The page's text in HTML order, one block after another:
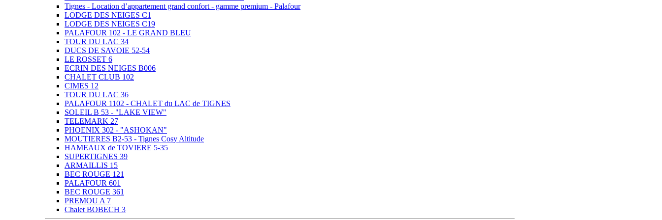
Tignes - Location d’appartement grand confort - gamme premium - Palafour
LODGE DES NEIGES C1
LODGE DES NEIGES C19
PALAFOUR 102 - LE GRAND BLEU
TOUR DU LAC 34
DUCS DE SAVOIE 52-54
LE ROSSET 6
ECRIN DES NEIGES B006
CHALET CLUB 102
CIMES 12
TOUR DU LAC 36
PALAFOUR 1102 - CHALET du LAC de TIGNES
SOLEIL B 53 - "LAKE VIEW"
TELEMARK 27
PHOENIX 302 - "ASHOKAN"
MOUTIERES B2-53 - Tignes Cosy Altitude
HAMEAUX de TOVIERE 5-35
SUPERTIGNES 39
ARMAILLIS 15
BEC ROUGE 121
PALAFOUR 601
BEC ROUGE 361
PREMOU A 7
Chalet BOBECH 3